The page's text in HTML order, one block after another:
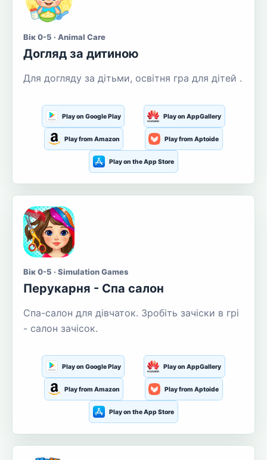
Вік 0-5 · Animal Care
Догляд за дитиною
Для догляду за дітьми, освітня гра для дітей .
Play on Google Play Play on AppGallery
Play from Amazon Play from Aptoide
Play on the App Store
Вік 0-5 · Simulation Games
Перукарня - Спа салон
Спа-салон для дівчаток. Зробіть зачіски в грі
- салон зачісок.
Play on Google Play Play on AppGallery
Play from Amazon Play from Aptoide
Play on the App Store